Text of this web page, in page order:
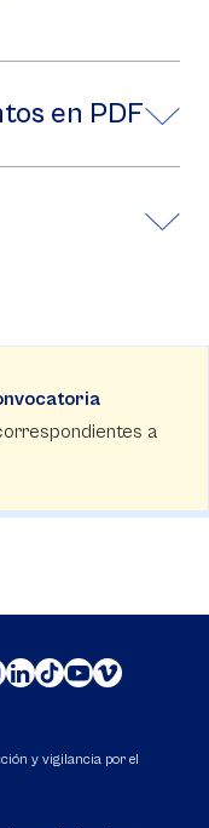
en PDF
a
y vigilancia por el